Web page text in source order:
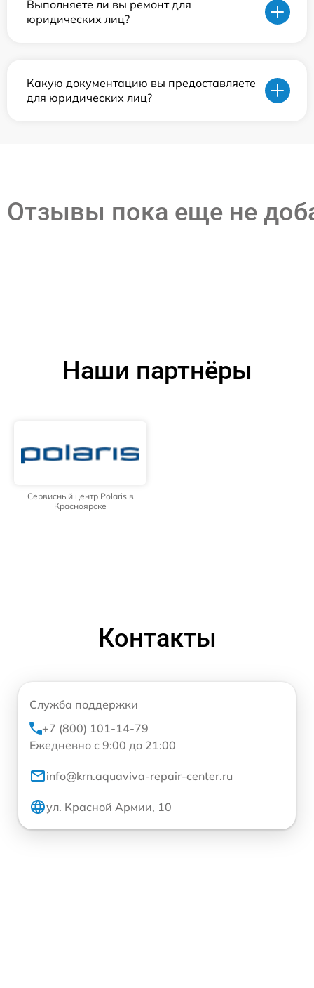
Выполняете ли вы ремонт для
юридических лиц?
Какую документацию вы предоставляете
для юридических лиц?
Отзывы пока еще не
Наши партнёры
Сервисный центр Polaris в
Красноярске
Контакты
Служба поддержки
+7 (800) 101-14-79
Ежедневно с 9:00 до 21:00
info@krn.aquaviva-repair-center.ru
ул. Красной Армии, 10